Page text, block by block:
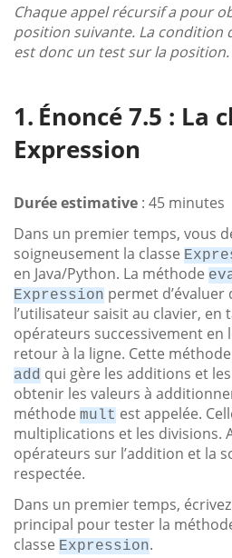
Chaque appel récursif a pour
position suivante. La condition
est donc un test sur la position.
Énoncé 7.5 : La
Expression
Durée estimative : 45 minutes
Dans un premier temps, vous
soigneusement la classe
en Java/Python. La méthode
Expression permet d’évaluer
l’utilisateur saisit au clavier,
opérateurs successivement en
retour à la ligne. Cette
add qui gère les additions et
obtenir les valeurs à
méthode mult est appelée.
multiplications et les divisions.
opérateurs sur l’addition et la
respectée.
Dans un premier temps,
principal pour tester la
classe Expression.